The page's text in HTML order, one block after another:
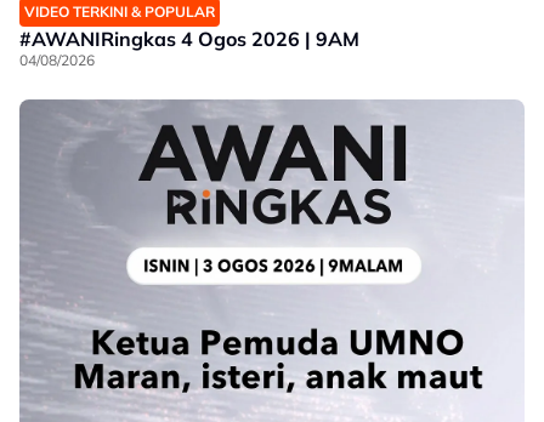
VIDEO TERKINI & POPULAR
#AWANIRingkas 4 Ogos 2026 | 9AM
04/08/2026